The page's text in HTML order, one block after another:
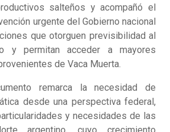
salteños y acompañó el
urgente del Gobierno nacional
que otorguen previsibilidad al
y permitan acceder a mayores
de Vaca Muerta.
remarca la necesidad de
desde una perspectiva federal,
y necesidades de las